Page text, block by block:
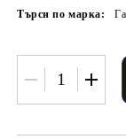
Търси по марка: